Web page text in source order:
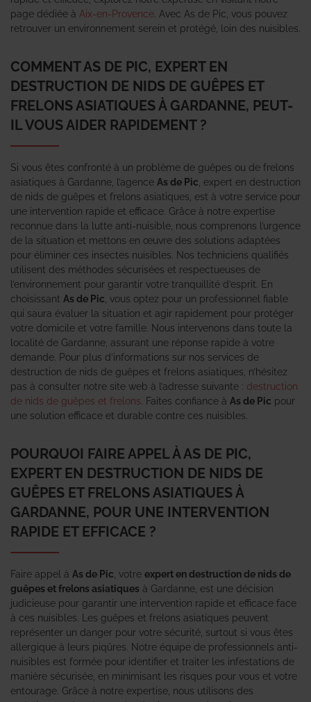
page dédiée à Aix-en-Provence . Avec As de Pic, vous pouvez
retrouver un environnement serein et protégé, loin des nuisibles.
COMMENT AS DE PIC, EXPERT EN
DESTRUCTION DE NIDS DE GUÊPES ET
FRELONS ASIATIQUES À GARDANNE, PEUT-
IL VOUS AIDER RAPIDEMENT ?
Si vous êtes confronté à un problème de guêpes ou de frelons
asiatiques à Gardanne, l’agence As de Pic , expert en destruction
de nids de guêpes et frelons asiatiques, est à votre service pour
une intervention rapide et efficace. Grâce à notre expertise
reconnue dans la lutte anti-nuisible, nous comprenons l’urgence
de la situation et mettons en œuvre des solutions adaptées
pour éliminer ces insectes nuisibles. Nos techniciens qualifiés
utilisent des méthodes sécurisées et respectueuses de
l’environnement pour garantir votre tranquillité d’esprit. En
choisissant As de Pic , vous optez pour un professionnel fiable
qui saura évaluer la situation et agir rapidement pour protéger
votre domicile et votre famille. Nous intervenons dans toute la
localité de Gardanne, assurant une réponse rapide à votre
demande. Pour plus d’informations sur nos services de
destruction de nids de guêpes et frelons asiatiques, n’hésitez
pas à consulter notre site web à l’adresse suivante : destruction
de nids de guêpes et frelons . Faites confiance à As de Pic pour
une solution efficace et durable contre ces nuisibles.
POURQUOI FAIRE APPEL À AS DE PIC,
EXPERT EN DESTRUCTION DE NIDS DE
GUÊPES ET FRELONS ASIATIQUES À
GARDANNE, POUR UNE INTERVENTION
RAPIDE ET EFFICACE ?
Faire appel à As de Pic , votre expert en destruction de nids de
guêpes et frelons asiatiques à Gardanne, est une décision
judicieuse pour garantir une intervention rapide et efficace face
à ces nuisibles. Les guêpes et frelons asiatiques peuvent
représenter un danger pour votre sécurité, surtout si vous êtes
allergique à leurs piqûres. Notre équipe de professionnels anti-
nuisibles est formée pour identifier et traiter les infestations de
manière sécurisée, en minimisant les risques pour vous et votre
entourage. Grâce à notre expertise, nous utilisons des